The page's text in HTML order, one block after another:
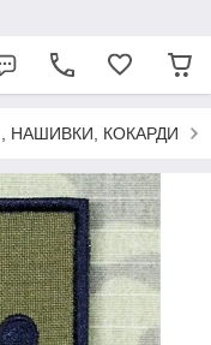
НАШИВКИ, КОКАРДИ